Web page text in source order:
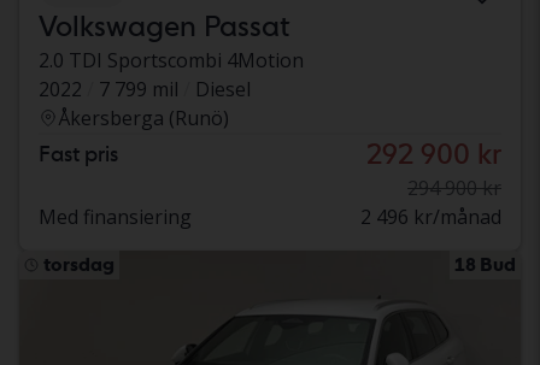
Volkswagen Passat
2.0 TDI Sportscombi 4Motion
2022
7 799 mil
Diesel
Åkersberga (Runö)
Fast pris 292 900 kr
294 900 kr
Med finansiering
2 496 kr/månad
torsdag 18 Bud